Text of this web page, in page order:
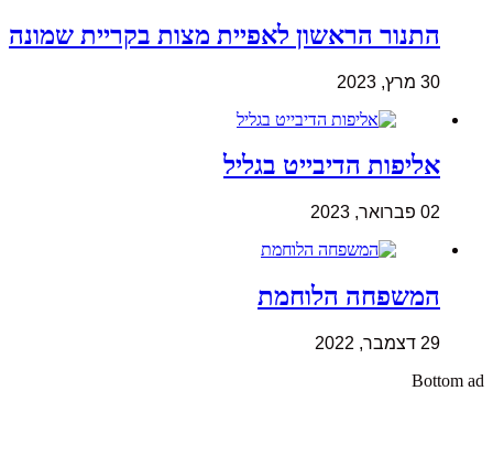
התנור הראשון לאפיית מצות בקריית שמונה
30 מרץ, 2023
אליפות הדיבייט בגליל
02 פברואר, 2023
המשפחה הלוחמת
29 דצמבר, 2022
Bottom ad